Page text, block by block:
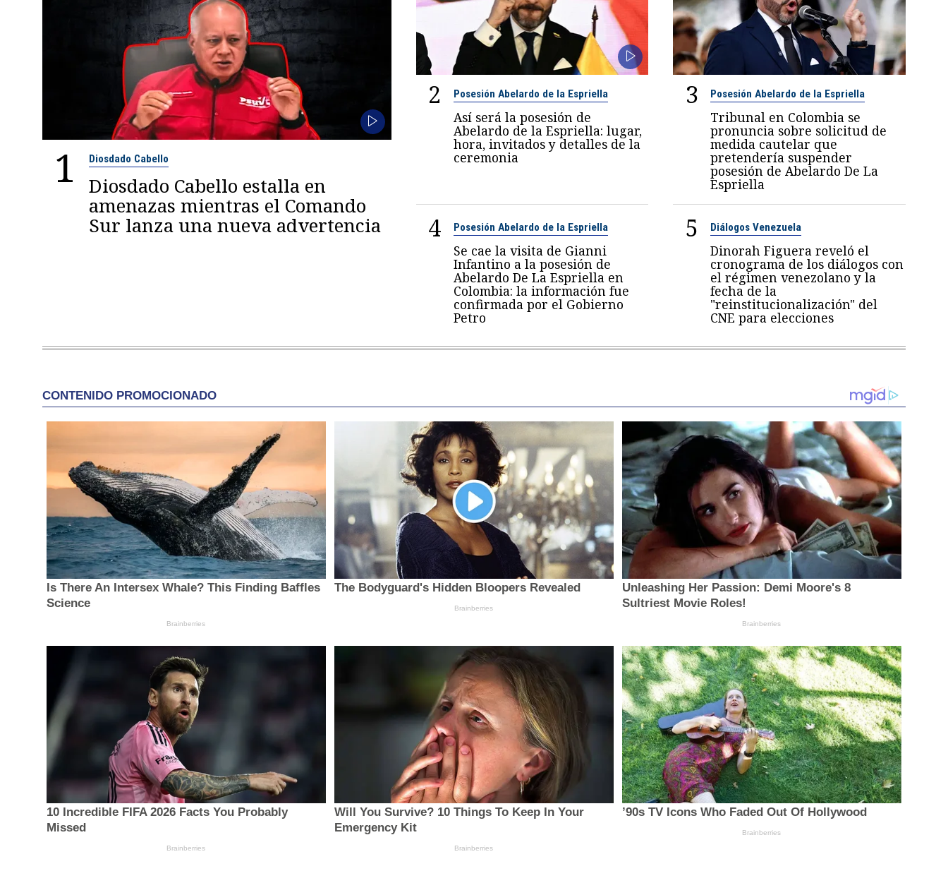
1 Diosdado Cabello
Diosdado Cabello estalla en
amenazas mientras el Comando
Sur lanza una nueva advertencia
2 Posesión Abelardo de la Espriella
Así será la posesión de
Abelardo de la Espriella: lugar,
hora, invitados y detalles de la
ceremonia
3 Posesión Abelardo de la Espriella
Tribunal en Colombia se
pronuncia sobre solicitud de
medida cautelar que
pretendería suspender
posesión de Abelardo De La
Espriella
4 Posesión Abelardo de la Espriella
Se cae la visita de Gianni
Infantino a la posesión de
Abelardo De La Espriella en
Colombia: la información fue
confirmada por el Gobierno
Petro
5 Diálogos Venezuela
Dinorah Figuera reveló el
cronograma de los diálogos con
el régimen venezolano y la
fecha de la
"reinstitucionalización" del
CNE para elecciones